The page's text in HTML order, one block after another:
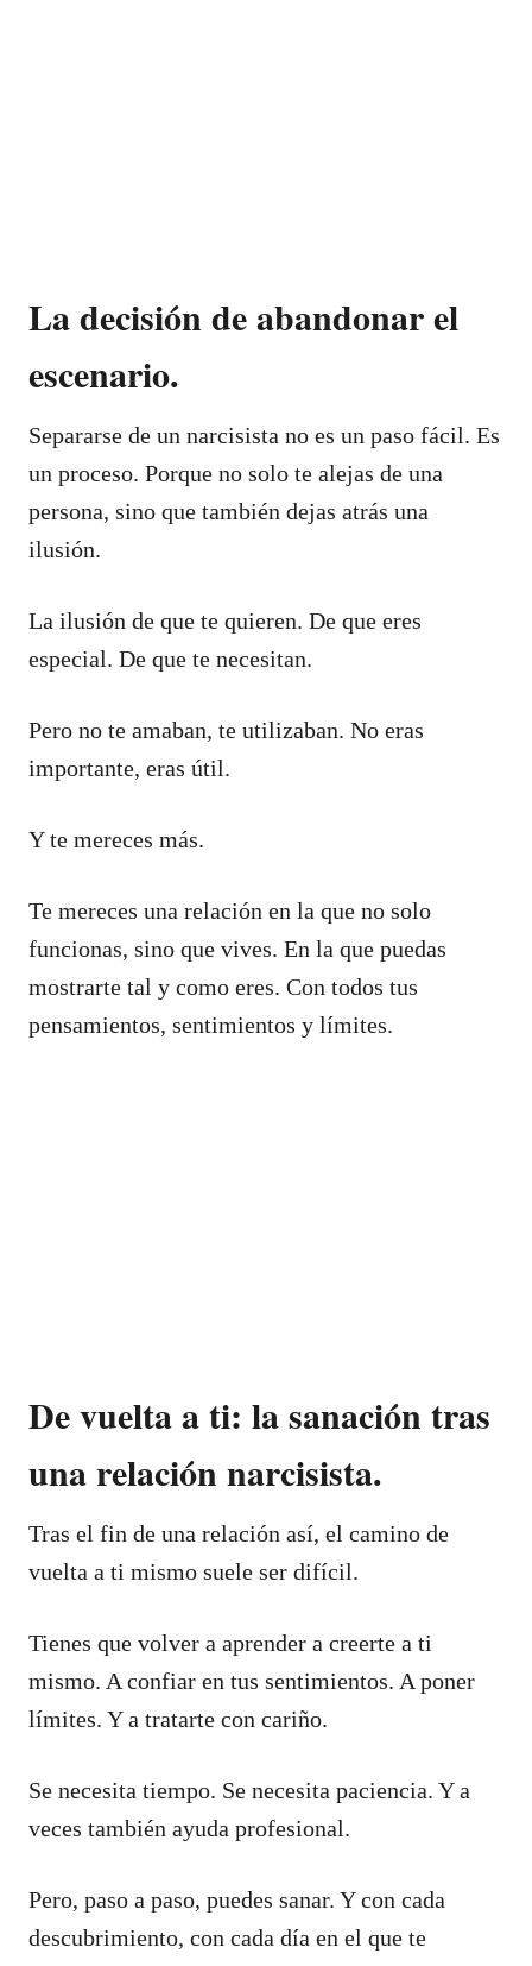
La decisión de abandonar el
escenario.
Separarse de un narcisista no es un paso fácil. Es
un proceso. Porque no solo te alejas de una
persona, sino que también dejas atrás una
ilusión.
La ilusión de que te quieren. De que eres
especial. De que te necesitan.
Pero no te amaban, te utilizaban. No eras
importante, eras útil.
Y te mereces más.
Te mereces una relación en la que no solo
funcionas, sino que vives. En la que puedas
mostrarte tal y como eres. Con todos tus
pensamientos, sentimientos y límites.
De vuelta a ti: la sanación tras
una relación narcisista.
Tras el fin de una relación así, el camino de
vuelta a ti mismo suele ser difícil.
Tienes que volver a aprender a creerte a ti
mismo. A confiar en tus sentimientos. A poner
límites. Y a tratarte con cariño.
Se necesita tiempo. Se necesita paciencia. Y a
veces también ayuda profesional.
Pero, paso a paso, puedes sanar. Y con cada
descubrimiento, con cada día en el que te